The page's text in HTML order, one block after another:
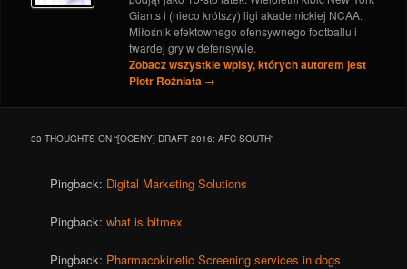
Giants i (nieco krótszy) ligi akademickiej NCAA.
Miłośnik efektownego ofensywnego footballu i
twardej gry w defensywie.
Zobacz wszystkie wpisy, których autorem jest
Piotr Rożniata →
33 THOUGHTS ON “[OCENY] DRAFT 2016: AFC SOUTH”
Pingback: Digital Marketing Solutions
Pingback:what is bitmex
Pingback: Pharmacokinetic Screening services in dogs